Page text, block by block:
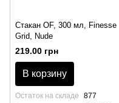
Стакан OF, 300 мл, Finesse
Grid, Nude
219.00 грн
В корзину
Остаток на складе
877